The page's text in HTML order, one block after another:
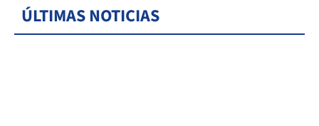
ÚLTIMAS NOTICIAS